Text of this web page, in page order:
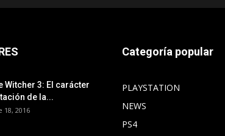
Witcher 3: El carácter
de la...
18, 2016
Categoría popular
PLAYSTATION
NEWS
PS4